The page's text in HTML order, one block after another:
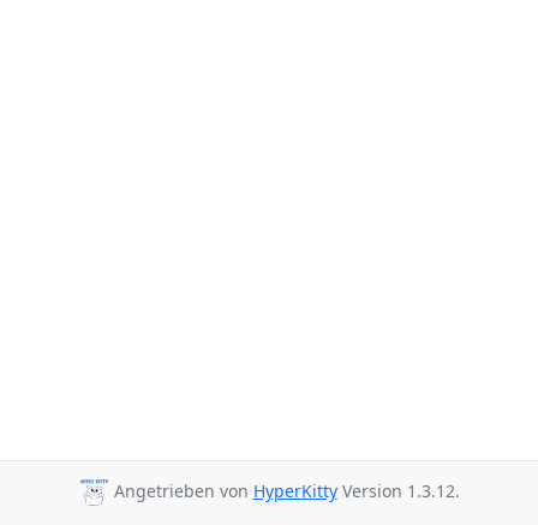
Angetrieben von HyperKittyVersion 1.3.12.